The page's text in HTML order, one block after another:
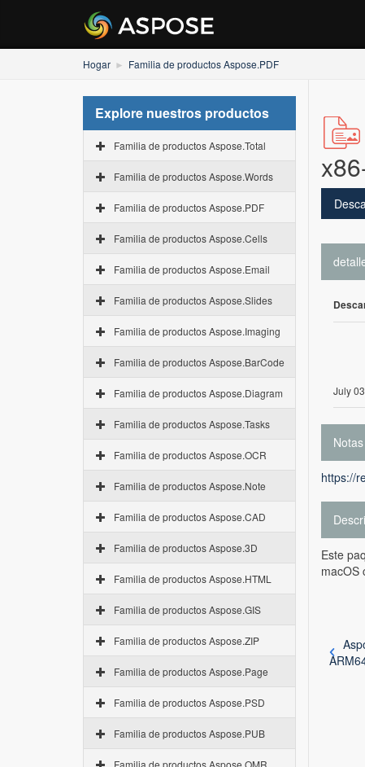
Hogar Familia de productos Aspose.PDF
Explore nuestros productos
Familia de productos Aspose.Total
Familia de productos Aspose.Words
Familia de productos Aspose.PDF
Familia de productos Aspose.Cells
Familia de productos Aspose.Email
Familia de productos Aspose.Slides
Familia de productos Aspose.Imaging
Familia de productos Aspose.BarCode
Familia de productos Aspose.Diagram
Familia de productos Aspose.Tasks
Familia de productos Aspose.OCR
Familia de productos Aspose.Note
Familia de productos Aspose.CAD
Familia de productos Aspose.3D
Familia de productos Aspose.HTML
Familia de productos Aspose.GIS
Familia de productos Aspose.ZIP
Familia de productos Aspose.Page
Familia de productos Aspose.PSD
Familia de productos Aspose.PUB
Familia de productos Aspose.OMR
July
https://
Este
macOS